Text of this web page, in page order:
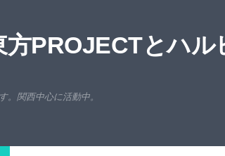
PROJECTとハル
。関西中心に活動中。